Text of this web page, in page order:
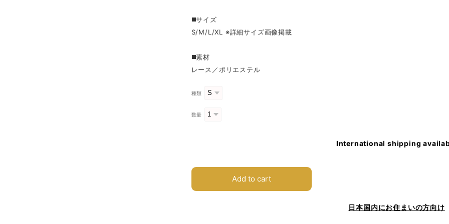
◼️サイズ
S/M/L/XL ※詳細サイズ画像掲載
◼️素材
レース／ポリエステル
種類
数量
International shipping
Add to cart
日本国内にお住まいの方向け